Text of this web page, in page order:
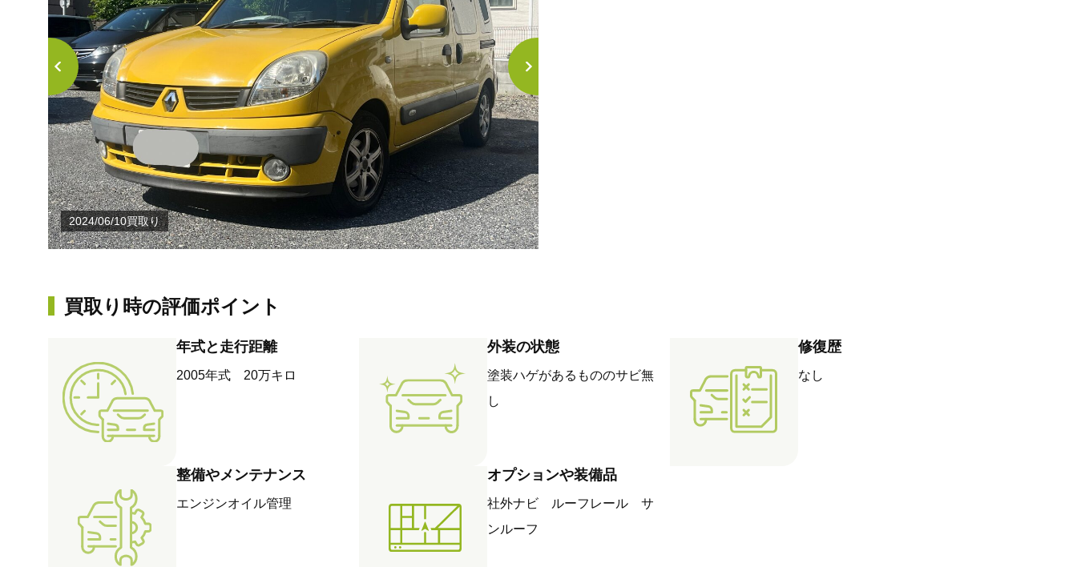
2024/06/10買取り
買取り時の評価ポイント
年式と走行距離
2005年式 20万キロ
外装の状態
塗装ハゲがあるもののサビ無
し
修復歴
なし
整備やメンテナンス
エンジンオイル管理
オプションや装備品
社外ナビ ルーフレール サ
ンルーフ